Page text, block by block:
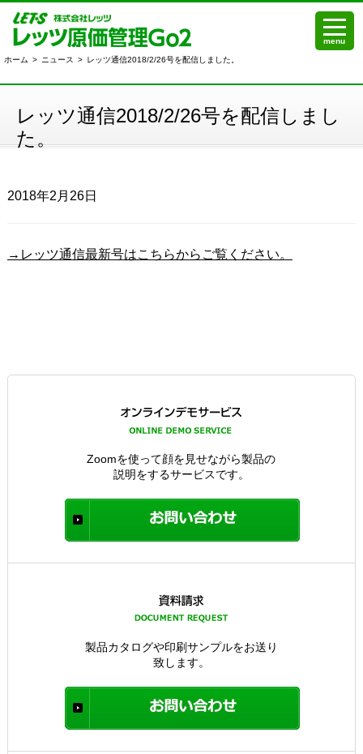
menu
ホーム > ニュース > レッツ通信2018/2/26号を配信しました。
レッツ通信2018/2/26号を配信しまし
た。
2018年2月26日
→レッツ通信最新号はこちらからご覧ください。
Zoomを使って顔を見せながら製品の
説明をするサービスです。
製品カタログや印刷サンプルをお送り
致します。